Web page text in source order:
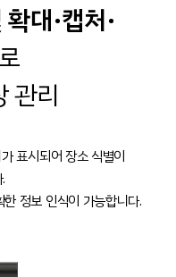
확대·캡처·
관리
표시되어 장소 식별이
정보 인식이 가능합니다.